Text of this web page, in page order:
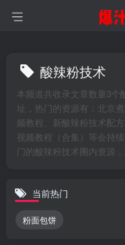
酸辣粉技术
本频道共收录文章数量3
址，热门的资源有：北京
频教程、新酸辣粉技术配
视频教程（合集）等会持
门的酸辣粉技术圈内资源
当前热门
粉面包饼